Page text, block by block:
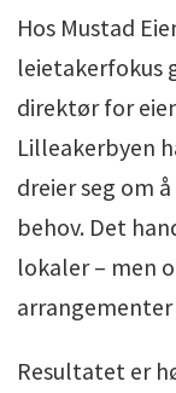
Hos Mustad
leietakerfokus
direktør for
Lilleakerbyen
dreier seg om
behov. Det
lokaler – men
Resultatet er